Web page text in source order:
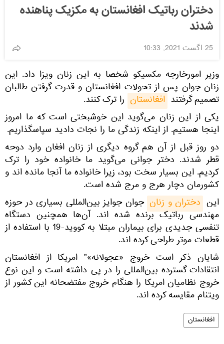
دختران رباتیک افغانستان به مکزیک پناهنده
شدند
25 اگست 2021, 10:33
وزیر امورخارجه مکسیکو شخصا به این زنان ویزا داد. این
زنان جوان پس از تحولات افغانستان و قدرت گرفتن طالبان
تصمیم گرفتند افغانستان را ترک کنند.
یکی از این زنان می‌گوید این خوشبختی است که ما امروز
اینجا هستیم. از اینکه زندگی ما را نجات دادید سپاسگذاریم.
دو روز قبل از آن هم گروه دیگری از زنان افغان وارد دوحه
قطر شدند. دختر جوانی می‌گوید ما خانواده خود را ترک
کردیم. این بسیار سخت بود، زیرا خانواده ما آنجا مانده اند و
کشورمان دچار هرج و مرج شده است.
این دختران و زنان جوان جوایز بین‌المللی بسیاری در حوزه
مهندسی رباتیک برنده شده اند. آن‌ها همچنین دستگاه
تنفسی جدیدی برای بیماران مبتلا به کووید-19 با استفاده از
قطعات موتر طراحی کرده اند.
شایان ذکر است خروج «عجولانه»" امریکا از افغانستان
انتقادات گسترده بین‌المللی را در پی داشته است و این نوع
خروج نظامیان امریکا را هنگام خروج مفتضحانه این کشور از
ویتنام مقایسه کرده اند.
افغانستان